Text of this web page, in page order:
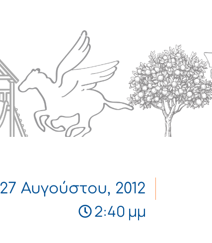
27 Αυγούστου, 2012
2:40 μμ